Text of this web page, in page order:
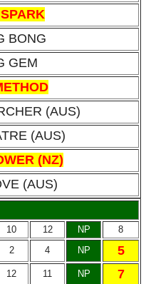
BONG
GEM
(AUS)
(AUS)
(NZ)
(AUS)
10 12 NP
8
2 4 NP 5
12 11 NP 7